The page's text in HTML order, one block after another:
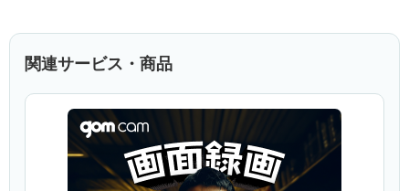
関連サービス・商品